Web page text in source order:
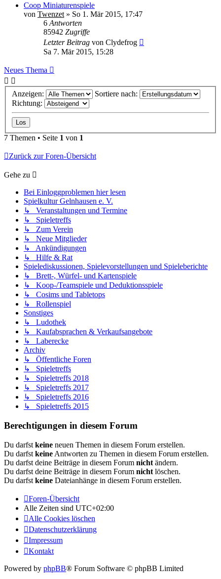
Coop Miniaturenspiele
von Twenzet » So 1. Mär 2015, 17:47
6 Antworten
85942 Zugriffe
Letzter Beitrag von Clydefrog
Sa 7. Mär 2015, 15:28
Neues Thema
Anzeigen:
Sortiere nach:
Richtung:
7 Themen • Seite 1 von 1
Zurück zur Foren-Übersicht
Gehe zu
Bei Einloggproblemen hier lesen
Spielkultur Gelnhausen e. V.
↳ Veranstaltungen und Termine
↳ Spieletreffs
↳ Zum Verein
↳ Neue Mitglieder
↳ Ankündigungen
↳ Hilfe & Rat
Spielediskussionen, Spielevorstellungen und Spieleberichte
↳ Brett-, Würfel- und Kartenspiele
↳ Koop-/Teamspiele und Deduktionsspiele
↳ Cosims und Tabletops
↳ Rollenspiel
Sonstiges
↳ Ludothek
↳ Kaufabsprachen & Verkaufsangebote
↳ Laberecke
Archiv
↳ Öffentliche Foren
↳ Spieletreffs
↳ Spieletreffs 2018
↳ Spieletreffs 2017
↳ Spieletreffs 2016
↳ Spieletreffs 2015
Berechtigungen in diesem Forum
Du darfst keine neuen Themen in diesem Forum erstellen.
Du darfst keine Antworten zu Themen in diesem Forum erstellen.
Du darfst deine Beiträge in diesem Forum nicht ändern.
Du darfst deine Beiträge in diesem Forum nicht löschen.
Du darfst keine Dateianhänge in diesem Forum erstellen.
Foren-Übersicht
Alle Zeiten sind UTC+02:00
Alle Cookies löschen
Datenschutzerklärung
Impressum
Kontakt
Powered by phpBB® Forum Software © phpBB Limited